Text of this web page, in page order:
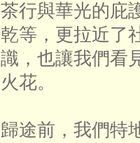
茶行與華光的庇
乾等，更拉近了
識，也讓我們看
火花。
歸途前，我們特